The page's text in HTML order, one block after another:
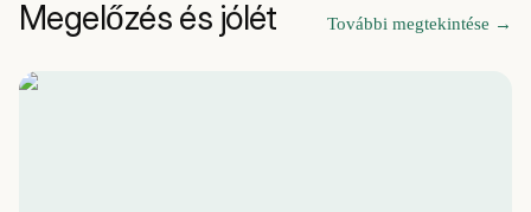
Megelőzés és jólét További megtekintése →